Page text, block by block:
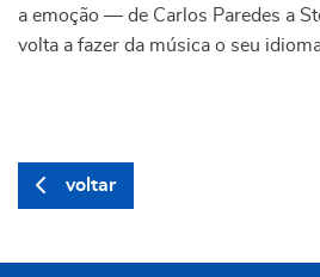
a emoção — de Carlos Paredes a
volta a fazer da música o seu
voltar